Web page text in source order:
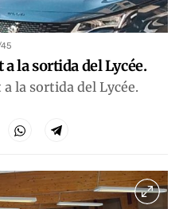
la sortida del Lycée.
la sortida del Lycée.